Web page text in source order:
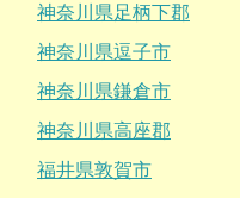
神奈川県足柄下郡
神奈川県逗子市
神奈川県鎌倉市
神奈川県高座郡
福井県敦賀市